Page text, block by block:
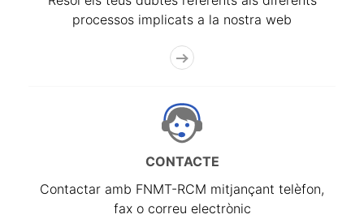
processos implicats a la nostra web
CONTACTE
Contactar amb FNMT-RCM mitjançant telèfon,
fax o correu electrònic